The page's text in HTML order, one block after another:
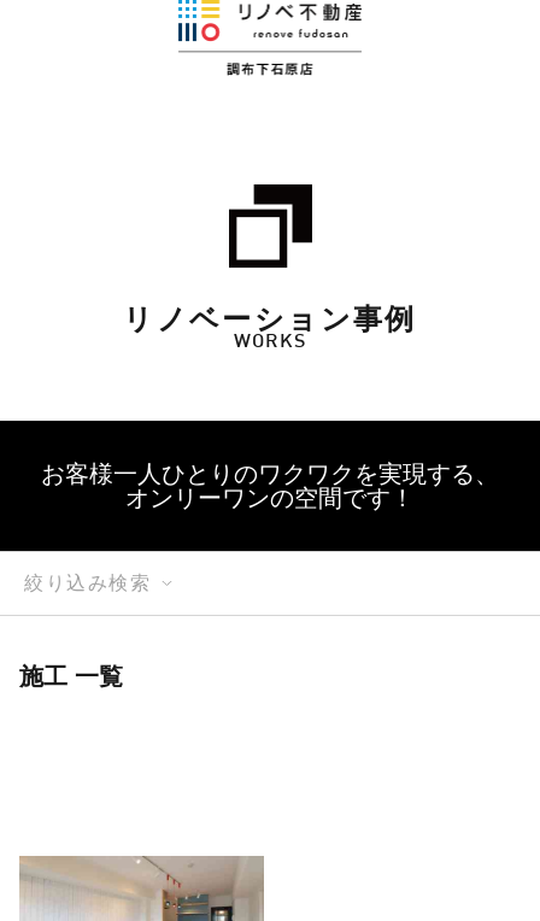
リノベーション事例
WORKS
お客様一人ひとりのワクワクを実現する、
オンリーワンの空間です！
絞り込み検索
施工 一覧